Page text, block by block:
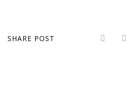
SHARE POST